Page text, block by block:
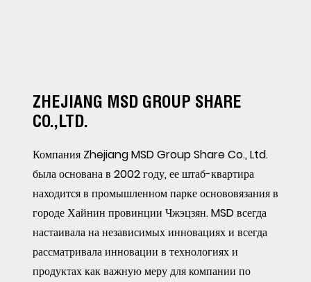
ZHEJIANG MSD GROUP SHARE
CO.,LTD.
Компания Zhejiang MSD Group Share Co., Ltd.
была основана в 2002 году, ее штаб-квартира
находится в промышленном парке основовязания в
городе Хайнин провинции Чжэцзян. MSD всегда
настаивала на независимых инновациях и всегда
рассматривала инновации в технологиях и
продуктах как важную меру для компании по